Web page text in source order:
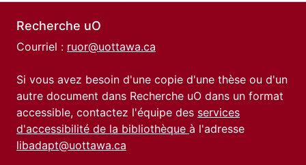
Recherche uO
Courriel : ruor@uottawa.ca
Si vous avez besoin d'une copie d'une thèse ou d'un
autre document dans Recherche uO dans un format
accessible, contactez l'équipe des services
d'accessibilité de la bibliothèque à l'adresse
libadapt@uottawa.ca